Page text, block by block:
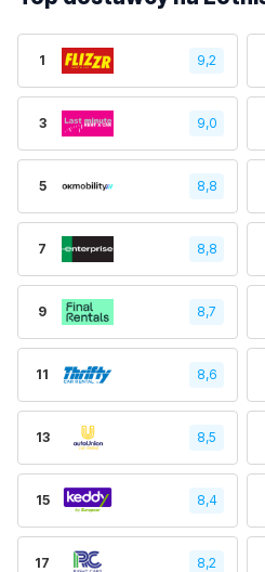
1 9,2
3 9,0
5 8,8
7 8,8
9 8,7
11 8,6
13 8,5
15 8,4
17 8,2